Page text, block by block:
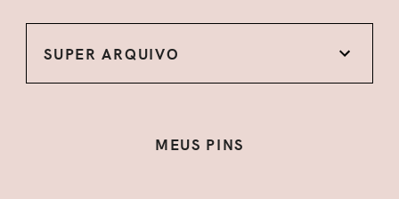
SUPER ARQUIVO
MEUS PINS